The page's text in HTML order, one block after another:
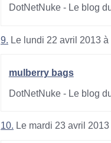
DotNetNuke - Le blog
9. Le lundi 22 avril 2013
mulberry bags
DotNetNuke - Le blog
10. Le mardi 23 avril